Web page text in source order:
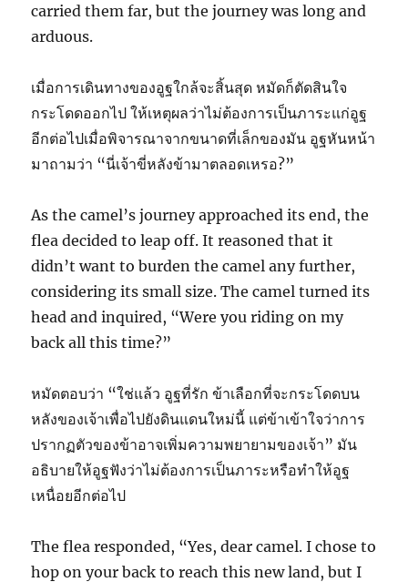
carried them far, but the journey was long and
arduous.
เมื่อการเดินทางของอูฐใกล้จะสิ้นสุด หมัดก็ตัดสินใจ
กระโดดออกไป ให้เหตุผลว่าไม่ต้องการเป็นภาระแก่อูฐ
อีกต่อไปเมื่อพิจารณาจากขนาดที่เล็กของมัน อูฐหันหน้า
มาถามว่า “นี่เจ้าขี่หลังข้ามาตลอดเหรอ?”
As the camel’s journey approached its end, the
flea decided to leap off. It reasoned that it
didn’t want to burden the camel any further,
considering its small size. The camel turned its
head and inquired, “Were you riding on my
back all this time?”
หมัดตอบว่า “ใช่แล้ว อูฐที่รัก ข้าเลือกที่จะกระโดดบน
หลังของเจ้าเพื่อไปยังดินแดนใหม่นี้ แต่ข้าเข้าใจว่าการ
ปรากฏตัวของข้าอาจเพิ่มความพยายามของเจ้า” มัน
อธิบายให้อูฐฟังว่าไม่ต้องการเป็นภาระหรือทำให้อูฐ
เหนื่อยอีกต่อไป
The flea responded, “Yes, dear camel. I chose to
hop on your back to reach this new land, but I